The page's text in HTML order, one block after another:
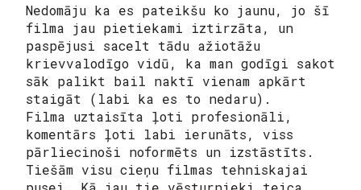
Nedomāju ka es pateikšu ko jaunu, jo šī
filma jau pietiekami iztirzāta, un
paspējusi sacelt tādu ažiotāžu
krievvalodīgo vidū, ka man godīgi sakot
sāk palikt bail naktī vienam apkārt
staigāt (labi ka es to nedaru).
Filma uztaisīta ļoti profesionāli,
komentārs ļoti labi ierunāts, viss
pārliecinoši noformēts un izstāstīts.
Tiešām visu cieņu filmas tehniskajai